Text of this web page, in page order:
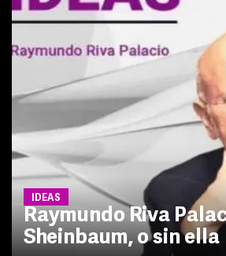
IDEAS
Raymundo Riva
Sheinbaum, o sin ella